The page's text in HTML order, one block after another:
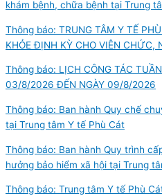
khám bệnh, chữa bệnh tại Trung
Thông báo: TRUNG TÂM Y TẾ
KHỎE ĐỊNH KỲ CHO VIÊN
Thông báo: LỊCH CÔNG TÁC
03/8/2026 ĐẾN NGÀY 09/8/2026
Thông báo: Ban hành Quy chế
tại Trung tâm Y tế Phù Cát
Thông báo: Ban hành Quy trình
hưởng bảo hiểm xã hội tại Trung
Thông báo: Trung tâm Y tế Phù